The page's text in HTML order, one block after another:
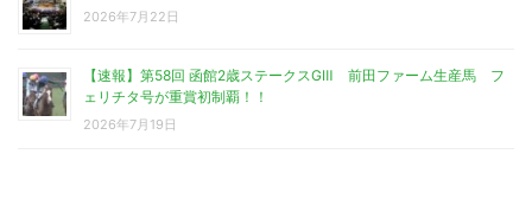
2026年7月22日
【速報】第58回 函館2歳ステークスGⅢ 前田ファーム生産馬 フ
ェリチタ号が重賞初制覇！！
2026年7月19日